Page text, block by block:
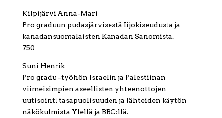
Kilpijärvi Anna-Mari
Pro graduun pudasjärvisestä Iijokiseudusta ja
kanadansuomalaisten Kanadan Sanomista.
750
Suni Henrik
Pro gradu –työhön Israelin ja Palestiinan
viimeisimpien aseellisten yhteenottojen
uutisointi tasapuolisuuden ja lähteiden käytön
näkökulmista Ylellä ja BBC:llä.